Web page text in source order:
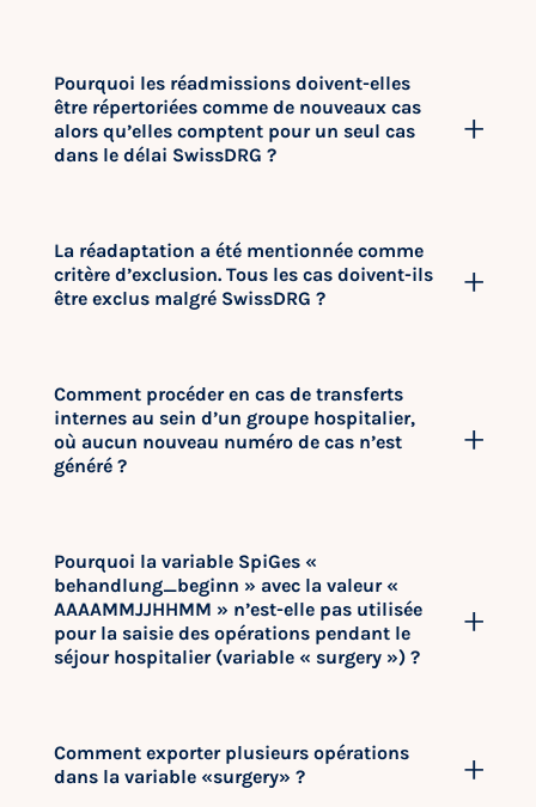
Pourquoi les réadmissions doivent-elles
être répertoriées comme de nouveaux cas
alors qu’elles comptent pour un seul cas
dans le délai SwissDRG ?
La réadaptation a été mentionnée comme
critère d’exclusion. Tous les cas doivent-ils
être exclus malgré SwissDRG ?
Comment procéder en cas de transferts
internes au sein d’un groupe hospitalier,
où aucun nouveau numéro de cas n’est
généré ?
Pourquoi la variable SpiGes «
behandlung_beginn » avec la valeur «
AAAAMMJJHHMM » n’est-elle pas utilisée
pour la saisie des opérations pendant le
séjour hospitalier (variable « surgery ») ?
Comment exporter plusieurs opérations
dans la variable «surgery» ?